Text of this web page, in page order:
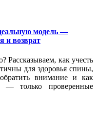
модель —
и возврат
Рассказываем, как учесть
для здоровья спины,
внимание и как
— только проверенные